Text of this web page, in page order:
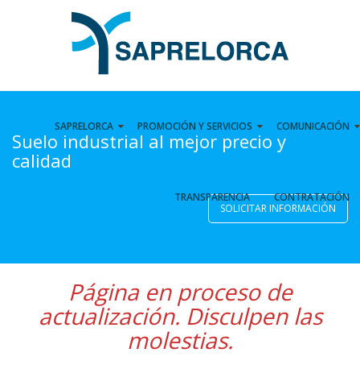
SAPRELORCA PROMOCIÓN Y SERVICIOS COMUNICACIÓN
TRANSPARENCIA CONTRATACIÓN
Suelo industrial al mejor precio y
calidad
SOLICITAR INFORMACIÓN
Página en proceso de
actualización. Disculpen las
molestias.